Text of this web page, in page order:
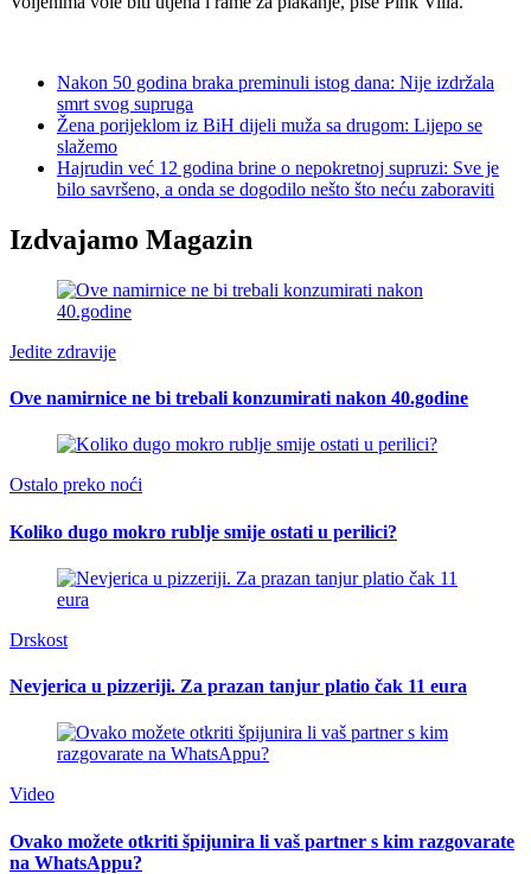
Nakon 50 godina braka preminuli istog dana: Nije izdržala
smrt svog supruga
Žena porijeklom iz BiH dijeli muža sa drugom: Lijepo se
slažemo
Hajrudin već 12 godina brine o nepokretnoj supruzi: Sve je
bilo savršeno, a onda se dogodilo nešto što neću zaboraviti
Izdvajamo Magazin
Jedite zdravije
Ove namirnice ne bi trebali konzumirati nakon 40.godine
Ostalo preko noći
Koliko dugo mokro rublje smije ostati u perilici?
Drskost
Nevjerica u pizzeriji. Za prazan tanjur platio čak 11 eura
Video
Ovako možete otkriti špijunira li vaš partner s kim razgovarate
na WhatsAppu?